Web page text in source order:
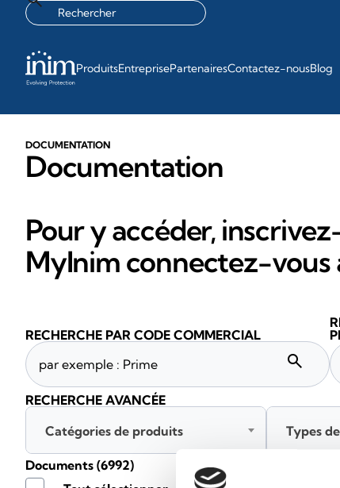
ProduitsEntreprisePartenairesContactez-nousBlog
DOCUMENTATION
Documentation
Pour y accéder,
MyInim connectez-vous
Documents (6992)
RECHERCHE PAR CODE COMMERCIAL
search
RECHERCHE AVANCÉE
Catégories de produits
Types